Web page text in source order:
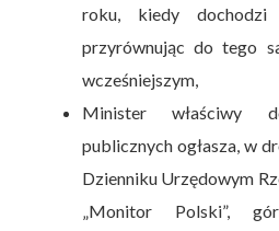
roku, kiedy dochodzi
przyrównując do tego
wcześniejszym,
Minister właściwy
publicznych ogłasza, w
Dzienniku Urzędowym
„Monitor Polski”,